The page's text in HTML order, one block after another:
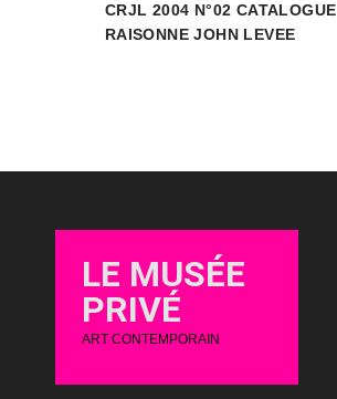
CRJL 2004 N°02 CATALOGUE
RAISONNE JOHN LEVEE
LE MUSÉE
PRIVÉ
ART CONTEMPORAIN